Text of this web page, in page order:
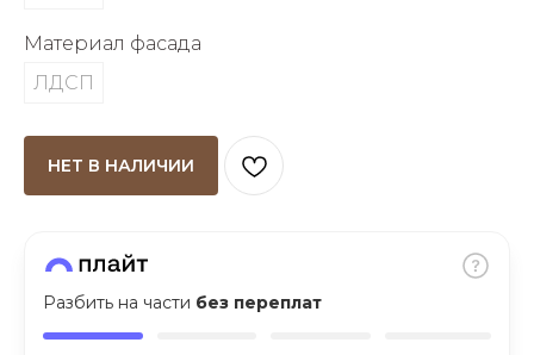
Материал фасада
ЛДСП
НЕТ В НАЛИЧИИ
Разбить на части без переплат